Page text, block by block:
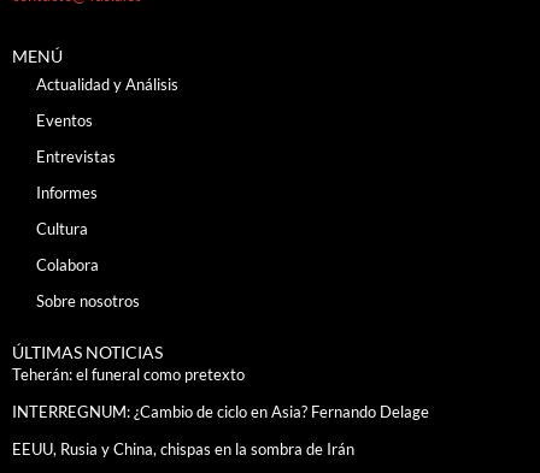
MENÚ
Actualidad y Análisis
Eventos
Entrevistas
Informes
Cultura
Colabora
Sobre nosotros
ÚLTIMAS NOTICIAS
Teherán: el funeral como pretexto
INTERREGNUM: ¿Cambio de ciclo en Asia? Fernando Delage
EEUU, Rusia y China, chispas en la sombra de Irán